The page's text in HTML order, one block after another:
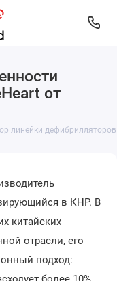
от
линейки
в КНР. В
китайских
отрасли, его
подход: